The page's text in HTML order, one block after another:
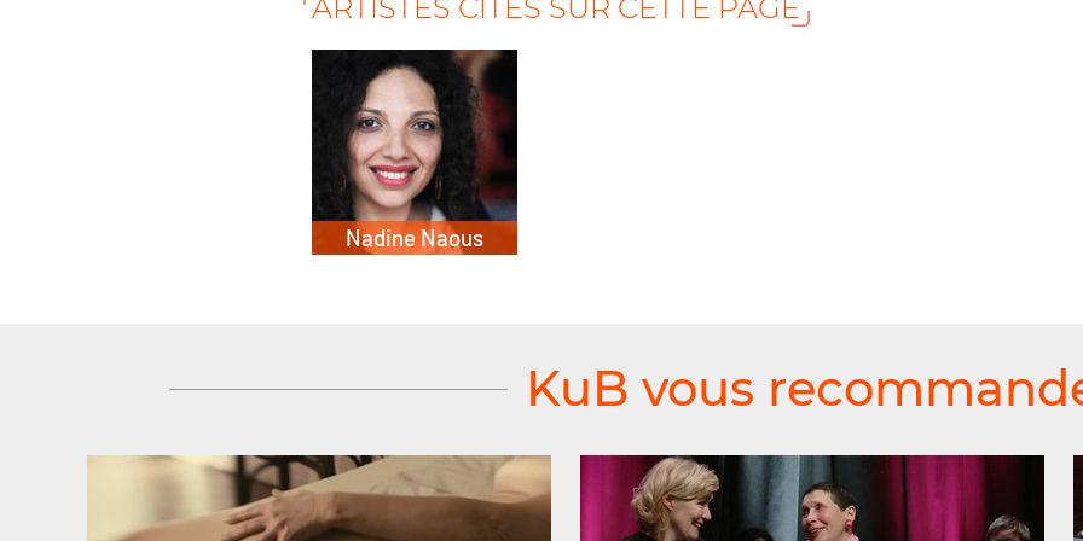
ARTISTES CITÉS SUR CETTE PAGE
Nadine Naous
KuB vous